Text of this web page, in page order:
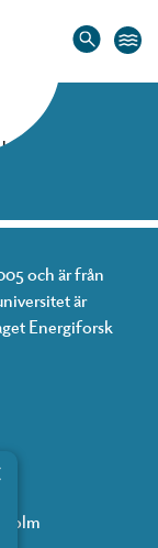
och är från
är
Energiforsk